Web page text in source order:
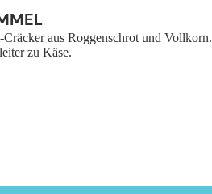
aus Roggenschrot und Vollkorn.
zu Käse.